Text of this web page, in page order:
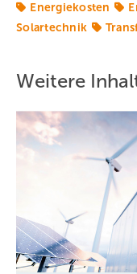
Energiekosten
Solartechnik
Weitere